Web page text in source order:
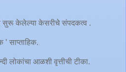
सुरू केलेल्या केसरीचे संपदकत्व .
साप्ताहिक.
लोकांचा आळशी वृत्तीची टीका.